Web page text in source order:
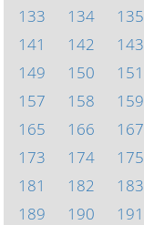
133
134 135
141
142 143
149
150 151
157
158 159
165
166 167
173
174 175
181
182 183
189
190 191